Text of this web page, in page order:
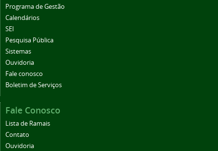
Programa de Gestão
Calendários
SEI
Pesquisa Pública
Sistemas
Ouvidoria
Fale conosco
Boletim de Serviços
Fale Conosco
Lista de Ramais
Contato
Ouvidoria